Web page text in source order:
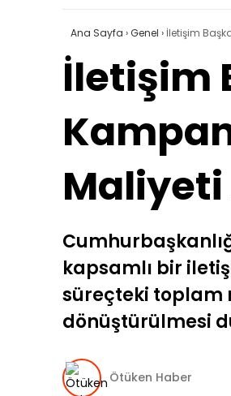
Ana Sayfa ›Genel › İletişim
İletişim
Maliyeti
kapsamlı bir
süreçteki toplam
dönüştürülmesi
Ötüken Haber